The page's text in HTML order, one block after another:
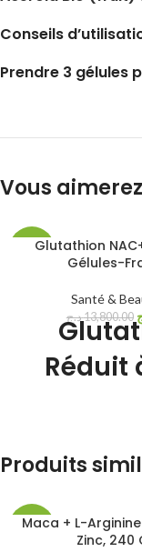
Conseils
Prendre 3 gélules
Vous
-16%Glutathion
Gélules-
Santé &
13,800.00د.ج
Réduit
NAC +
-
Produits
-15%
Maca + L-
Zinc, 240